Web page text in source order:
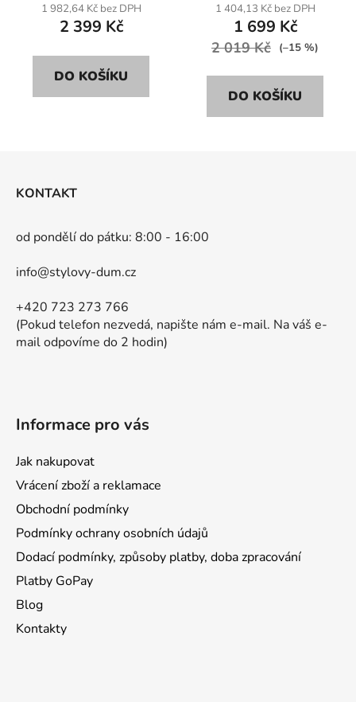
1 982,64 Kč bez DPH
2 399 Kč
DO KOŠÍKU
1 404,13 Kč bez DPH
1 699 Kč
2 019 Kč (–15 %)
DO KOŠÍKU
KONTAKT
od pondělí do pátku: 8:00 - 16:00
info@stylovy-dum.cz
+420 723 273 766
(Pokud telefon nezvedá, napište nám e-mail. Na váš e-
mail odpovíme do 2 hodin)
Informace pro vás
Jak nakupovat
Vrácení zboží a reklamace
Obchodní podmínky
Podmínky ochrany osobních údajů
Dodací podmínky, způsoby platby, doba zpracování
Platby GoPay
Blog
Kontakty